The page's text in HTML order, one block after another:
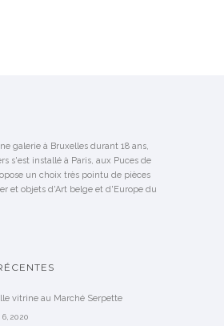
galerie à Bruxelles durant 18 ans,
s'est installé à Paris, aux Puces de
un choix très pointu de pièces
et objets d'Art belge et d'Europe du
vitrine au Marché Serpette